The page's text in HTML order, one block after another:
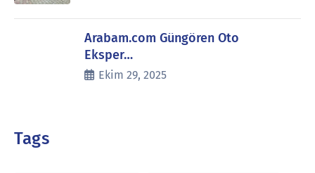
Arabam.com Güngören Oto
Eksper…
Ekim 29, 2025
Tags